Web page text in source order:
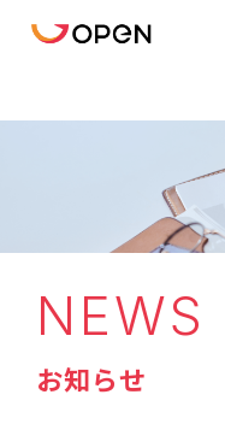
NEWS
お知らせ